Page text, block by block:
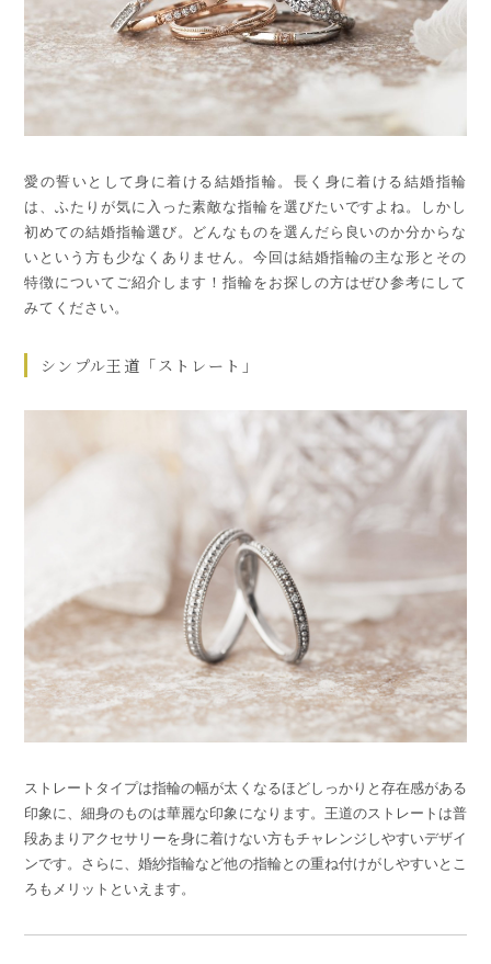
愛の誓いとして身に着ける結婚指輪。長く身に着ける結婚指輪
は、ふたりが気に入った素敵な指輪を選びたいですよね。しかし
初めての結婚指輪選び。どんなものを選んだら良いのか分からな
いという方も少なくありません。今回は結婚指輪の主な形とその
特徴についてご紹介します！指輪をお探しの方はぜひ参考にして
みてください。
シンプル王道「ストレート」
ストレートタイプは指輪の幅が太くなるほどしっかりと存在感がある
印象に、細身のものは華麗な印象になります。王道のストレートは普
段あまりアクセサリーを身に着けない方もチャレンジしやすいデザイ
ンです。さらに、婚紗指輪など他の指輪との重ね付けがしやすいとこ
ろもメリットといえます。